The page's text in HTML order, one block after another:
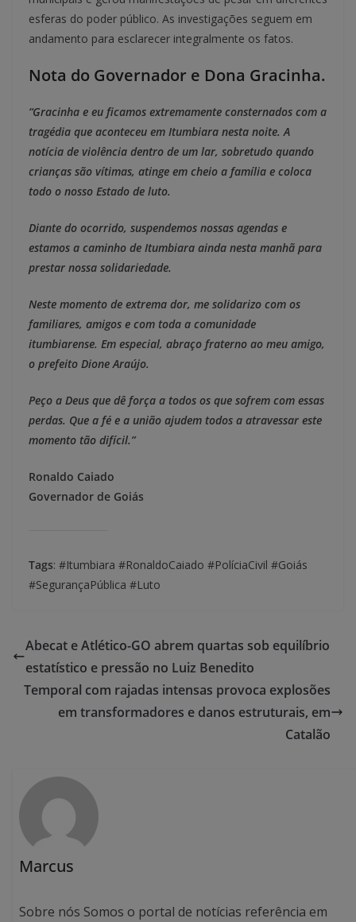
esferas do poder público. As investigações seguem em
andamento para esclarecer integralmente os fatos.
Nota do Governador e Dona Gracinha.
“Gracinha e eu ficamos extremamente consternados com a
tragédia que aconteceu em Itumbiara nesta noite. A
notícia de violência dentro de um lar, sobretudo quando
crianças são vítimas, atinge em cheio a família e coloca
todo o nosso Estado de luto.
Diante do ocorrido, suspendemos nossas agendas e
estamos a caminho de Itumbiara ainda nesta manhã para
prestar nossa solidariedade.
Neste momento de extrema dor, me solidarizo com os
familiares, amigos e com toda a comunidade
itumbiarense. Em especial, abraço fraterno ao meu amigo,
o prefeito Dione Araújo.
Peço a Deus que dê força a todos os que sofrem com essas
perdas. Que a fé e a união ajudem todos a atravessar este
momento tão difícil.”
Ronaldo Caiado
Governador de Goiás
Tags: #Itumbiara #RonaldoCaiado #PolíciaCivil #Goiás
#SegurançaPública #Luto
Abecat e Atlético-GO abrem quartas sob equilíbrio
estatístico e pressão no Luiz Benedito
Temporal com rajadas intensas provoca explosões
em transformadores e danos estruturais, em
Catalão
Marcus
Sobre nós Somos o portal de notícias referência em